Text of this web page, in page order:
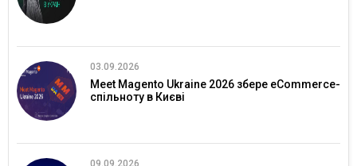
03.09.2026
Meet Magento Ukraine 2026 збере eCommerce-
спільноту в Києві
09.09.2026